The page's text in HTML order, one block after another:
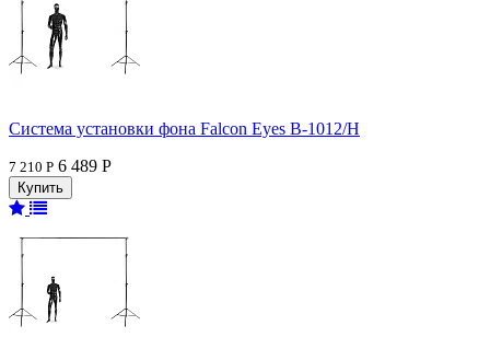
Система установки фона Falcon Eyes В-1012/H
7 210 Р 6 489 Р